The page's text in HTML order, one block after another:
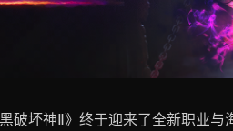
破坏神Ⅱ》终于迎来了全新职业